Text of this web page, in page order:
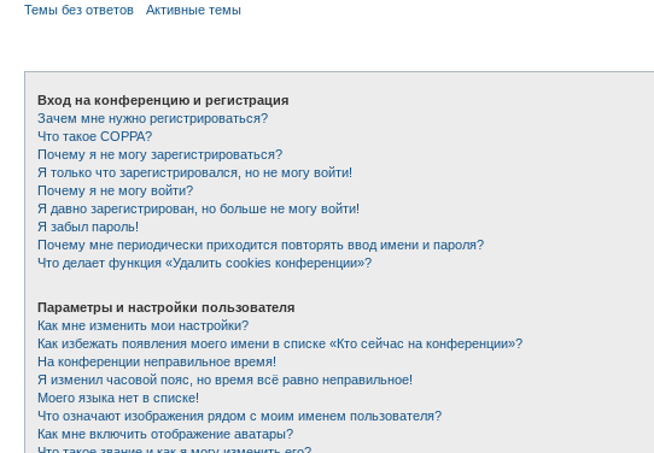
Темы без ответов
Активные темы
Вход на конференцию и регистрация
Зачем мне нужно регистрироваться?
Что такое COPPA?
Почему я не могу зарегистрироваться?
Я только что зарегистрировался, но не могу войти!
Почему я не могу войти?
Я давно зарегистрирован, но больше не могу войти!
Я забыл пароль!
Почему мне периодически приходится повторять ввод имени и пароля?
Что делает функция «Удалить cookies конференции»?
Параметры и настройки пользователя
Как мне изменить мои настройки?
Как избежать появления моего имени в списке «Кто сейчас на конференции»?
На конференции неправильное время!
Я изменил часовой пояс, но время всё равно неправильное!
Моего языка нет в списке!
Что означают изображения рядом с моим именем пользователя?
Как мне включить отображение аватары?